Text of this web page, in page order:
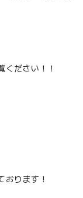
ください！！
おります！